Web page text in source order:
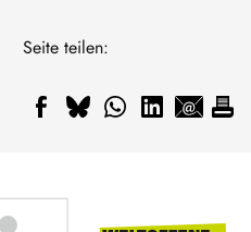
Seite teilen: